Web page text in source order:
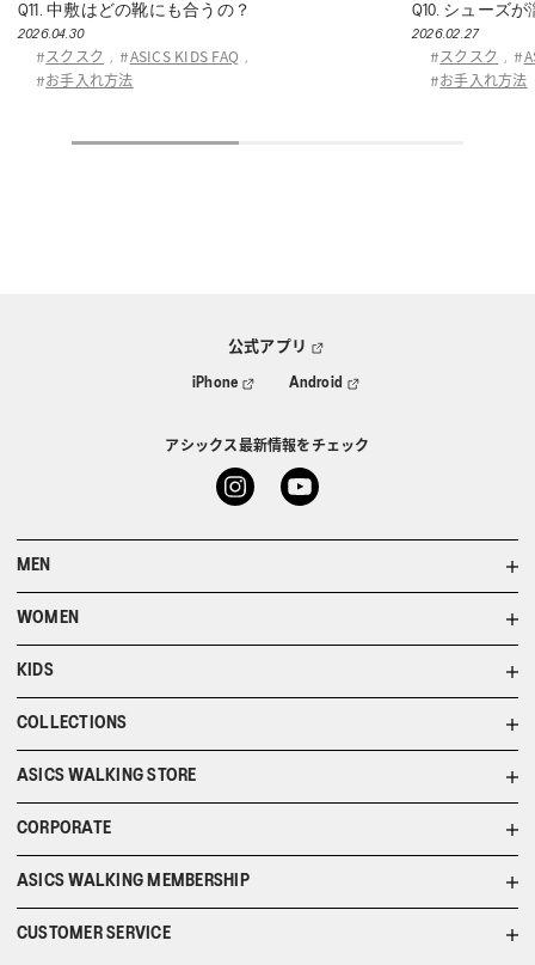
Q11. 中敷はどの靴にも合うの？
2026.04.30
# スクスク , # ASICS KIDS FAQ
,
# お手入れ方法
Q10. シューズ
2026.02.27
# スクスク , #
# お手入れ方法
公式アプリ
iPhone Android
アシックス最新情報をチェック
MEN
WOMEN
KIDS
COLLECTIONS
ASICS WALKING STORE
CORPORATE
ASICS WALKING MEMBERSHIP
CUSTOMER SERVICE